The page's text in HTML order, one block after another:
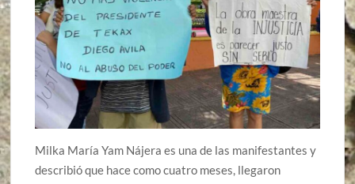
Milka María Yam Nájera es una de las manifestantes y
describió que hace como cuatro meses, llegaron